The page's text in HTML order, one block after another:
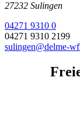
27232 Sulingen
04271 9310 0
04271 9310 2199
sulingen@delme-